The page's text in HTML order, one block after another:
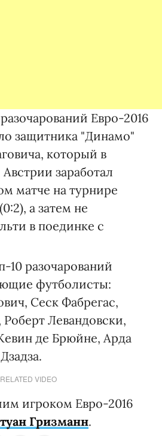
Евро-2016
защитника "Динамо"
который в
заработал
матче на турнире
а затем не
в поединке с
10 разочарований
футболисты:
Сеск Фабрегас,
Левандовски,
де Брюйне, Арда
RELATED VIDEO
игроком Евро-2016
Гризманн.